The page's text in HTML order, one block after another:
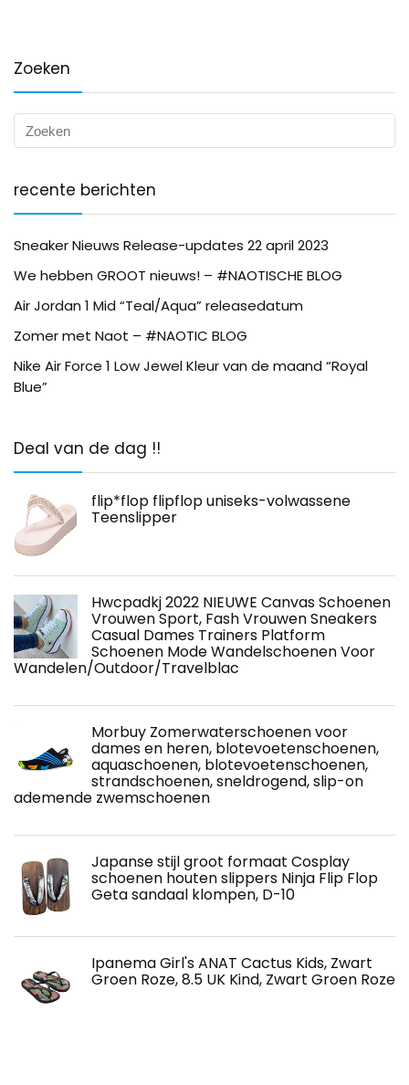
Zoeken
recente berichten
Sneaker Nieuws Release-updates 22 april 2023
We hebben GROOT nieuws! – #NAOTISCHE BLOG
Air Jordan 1 Mid “Teal/Aqua” releasedatum
Zomer met Naot – #NAOTIC BLOG
Nike Air Force 1 Low Jewel Kleur van de maand “Royal
Blue”
Deal van de dag !!
flip*flop flipflop uniseks-volwassene
Teenslipper
Hwcpadkj 2022 NIEUWE Canvas Schoenen
Vrouwen Sport, Fash Vrouwen Sneakers
Casual Dames Trainers Platform
Schoenen Mode Wandelschoenen Voor
Wandelen/Outdoor/Travelblac
Morbuy Zomerwaterschoenen voor
dames en heren, blotevoetenschoenen,
aquaschoenen, blotevoetenschoenen,
strandschoenen, sneldrogend, slip-on
ademende zwemschoenen
Japanse stijl groot formaat Cosplay
schoenen houten slippers Ninja Flip Flop
Geta sandaal klompen, D-10
Ipanema Girl's ANAT Cactus Kids, Zwart
Groen Roze, 8.5 UK Kind, Zwart Groen Roze